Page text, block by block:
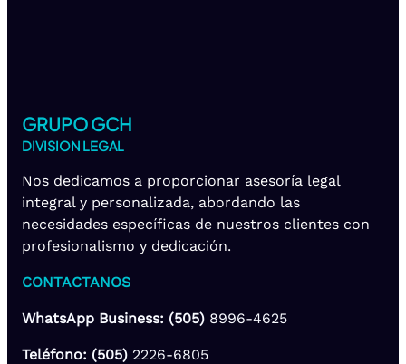
GRUPO GCH
DIVISION LEGAL
Nos dedicamos a proporcionar asesoría legal
integral y personalizada, abordando las
necesidades específicas de nuestros clientes con
profesionalismo y dedicación.
CONTACTANOS
WhatsApp Business: (505) 8996-4625
Teléfono: (505) 2226-6805